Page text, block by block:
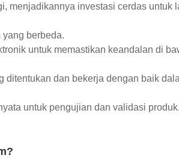
menjadikannya investasi cerdas untuk
berbeda.
untuk memastikan keandalan di
ditentukan dan bekerja dengan baik
untuk pengujian dan validasi